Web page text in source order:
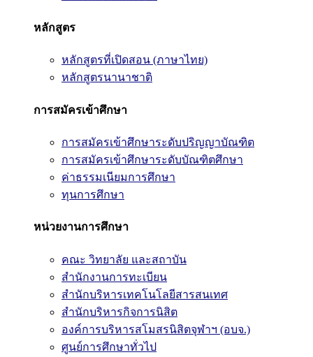
หลักสูตร
หลักสูตรที่เปิดสอน (ภาษาไทย)
หลักสูตรนานาชาติ
การสมัครเข้าศึกษา
การสมัครเข้าศึกษาระดับปริญญาบัณฑิต
การสมัครเข้าศึกษาระดับบัณฑิตศึกษา
ค่าธรรมเนียมการศึกษา
ทุนการศึกษา
หน่วยงานการศึกษา
คณะ วิทยาลัย และสถาบัน
สำนักงานการทะเบียน
สำนักบริหารเทคโนโลยีสารสนเทศ
สำนักบริหารกิจการนิสิต
องค์การบริหารสโมสรนิสิตจุฬาฯ (อบจ.)
ศูนย์การศึกษาทั่วไป